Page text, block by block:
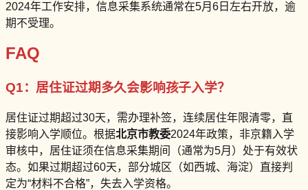
2024年工作安排，信息采集系统通常在5月6日左右开放，逾
期不受理。
FAQ
Q1：居住证过期多久会影响孩子入学？
居住证过期超过30天，需办理补签，连续居住年限清零，直
接影响入学顺位。根据北京市教委2024年政策，非京籍入学
审核中，居住证须在信息采集期间（通常为5月）处于有效状
态。如果过期超过60天，部分城区（如西城、海淀）直接判
定为“材料不合格”，失去入学资格。